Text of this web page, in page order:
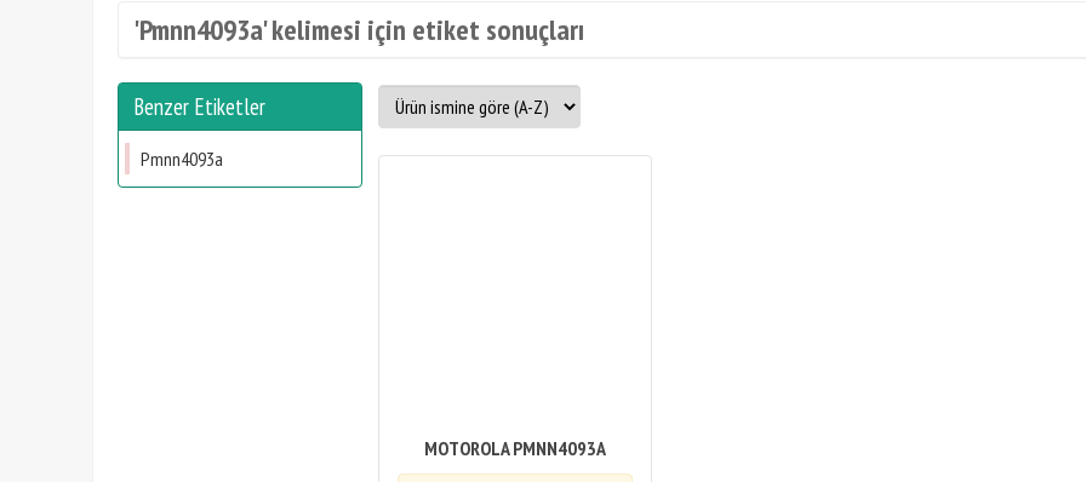
'Pmnn4093a' kelimesi için etiket sonuçları
Benzer Etiketler
Pmnn4093a
MOTOROLA PMNN4093A